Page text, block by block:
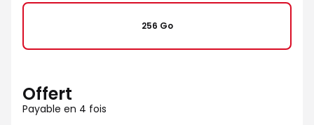
256 Go
Offert
Payable en 4 fois